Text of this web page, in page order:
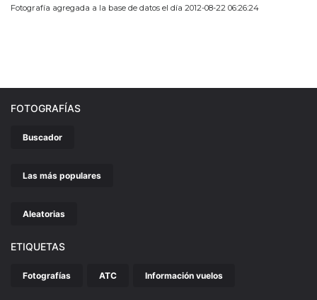
Fotografía agregada a la base de datos el día 2012-08-22 06:26:24
FOTOGRAFÍAS
Buscador
Las más populares
Aleatorias
ETIQUETAS
Fotografías ATC Información vuelos